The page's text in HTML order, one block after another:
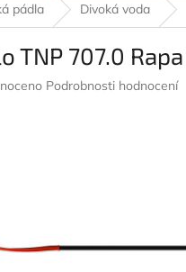
pádla Divoká voda
TNP 707.0 Rapa
Podrobnosti hodnocení